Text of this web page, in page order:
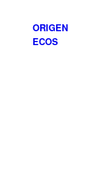
ORIGEN
ECOS